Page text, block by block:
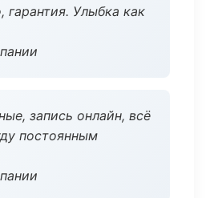
гарантия. Улыбка как
запись онлайн, всё
постоянным